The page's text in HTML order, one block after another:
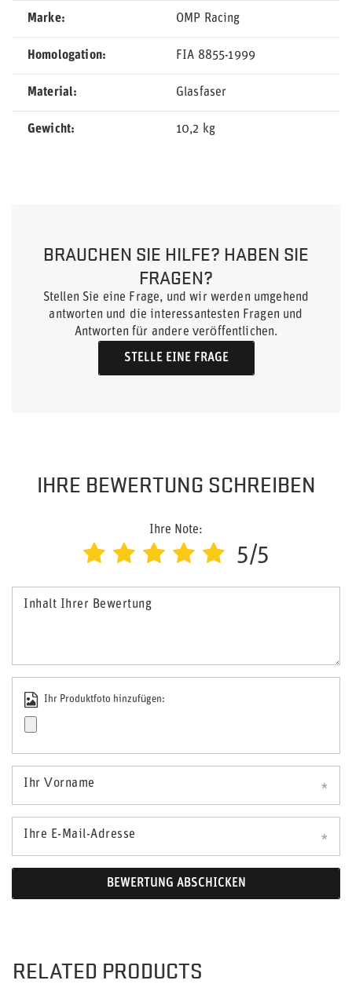
Marke OMP Racing
Homologation FIA 8855-1999
Material Glasfaser
Gewicht 10,2 kg
BRAUCHEN SIE HILFE? HABEN SIE
FRAGEN?
Stellen Sie eine Frage, und wir werden umgehend
antworten und die interessantesten Fragen und
Antworten für andere veröffentlichen.
STELLE EINE FRAGE
IHRE BEWERTUNG SCHREIBEN
Ihre Note:
5/5
Inhalt Ihrer Bewertung
Ihr Produktfoto hinzufügen:
Ihr Vorname
Ihre E-Mail-Adresse
BEWERTUNG ABSCHICKEN
RELATED PRODUCTS